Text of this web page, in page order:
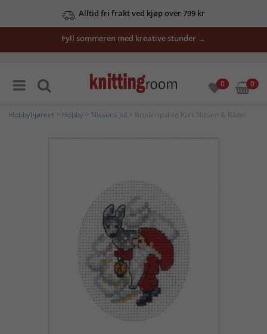
Alltid fri frakt ved kjøp over 799 kr
Fyll sommeren med kreative stunder →
0 0
Hobbyhjørnet Hobby Nissens jul > Broderipakke Kort Nissen & Rådyr